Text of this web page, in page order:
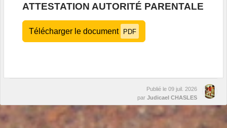
ATTESTATION AUTORITÉ PARENTALE
Télécharger le document PDF
Publié le 09 juil. 2026
par Judicael CHASLES